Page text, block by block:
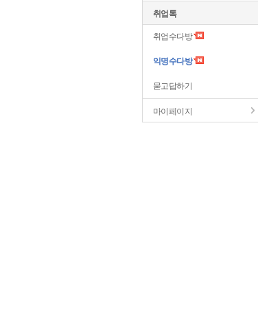
취업톡
취업수다방
익명수다방
묻고답하기
마이페이지